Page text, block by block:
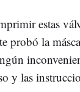
estas
probó la
y las